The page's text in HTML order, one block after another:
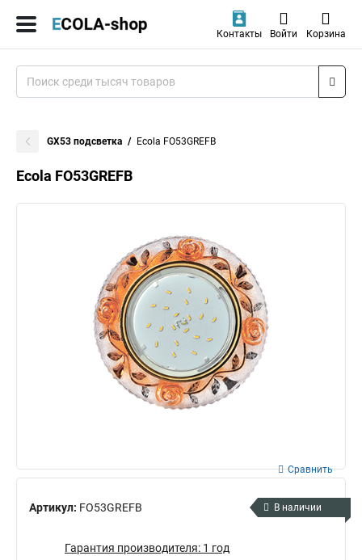
Контакты Войти Корзина
GX53 подсветка Ecola FO53GREFB
Ecola FO53GREFB
Артикул: FO53GREFB
Сравнить
В наличии
Гарантия производителя: 1 год